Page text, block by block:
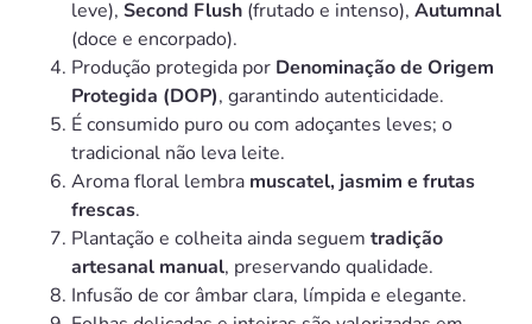
leve), Second Flush (frutado e intenso), Autumnal
(doce e encorpado).
Produção protegida por Denominação de Origem
Protegida (DOP), garantindo autenticidade.
É consumido puro ou com adoçantes leves; o
tradicional não leva leite.
Aroma floral lembra muscatel, jasmim e frutas
frescas.
Plantação e colheita ainda seguem tradição
artesanal manual, preservando qualidade.
Infusão de cor âmbar clara, límpida e elegante.